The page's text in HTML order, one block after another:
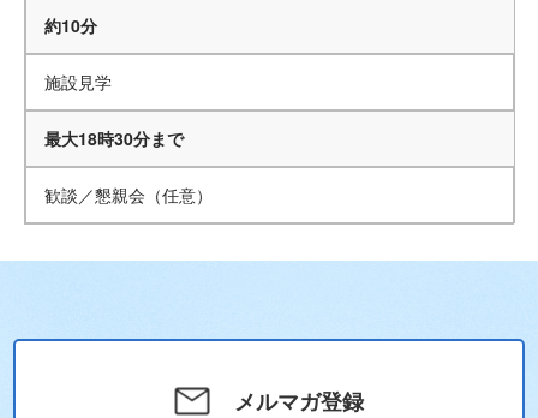
約10分
施設見学
最大18時30分まで
歓談／懇親会（任意）
メルマガ登録